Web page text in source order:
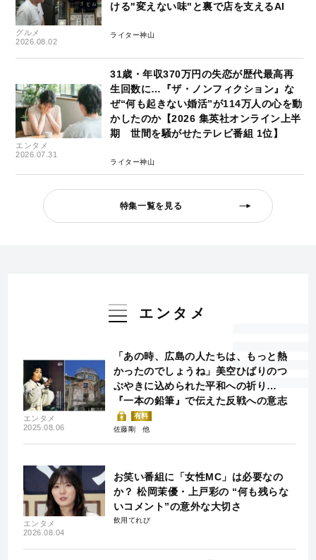
グルメ
2026.08.02
ける"変えない味"と裏で店を支えるAI
ライター神山
エンタメ
2026.07.31
31歳・年収370万円の失恋が歴代最高再
生回数に…『ザ・ノンフィクション』な
ぜ“何も起きない婚活”が114万人の心を動
かしたのか【2026 集英社オンライン上半
期 世間を騒がせたテレビ番組 1位】
ライター神山
特集一覧を見る
エンタメ
エンタメ
2025.08.06
「あの時、広島の人たちは、もっと熱
かったのでしょうね」美空ひばりのつ
ぶやきに込められた平和への祈り…
『一本の鉛筆』で伝えた反戦への意志
有料
佐藤剛
エンタメ
2026.08.04
お笑い番組に「女性MC」は必要なの
か？ 松岡茉優・上戸彩の “何も残らな
いコメント”の意外な大切さ
飲用てれび